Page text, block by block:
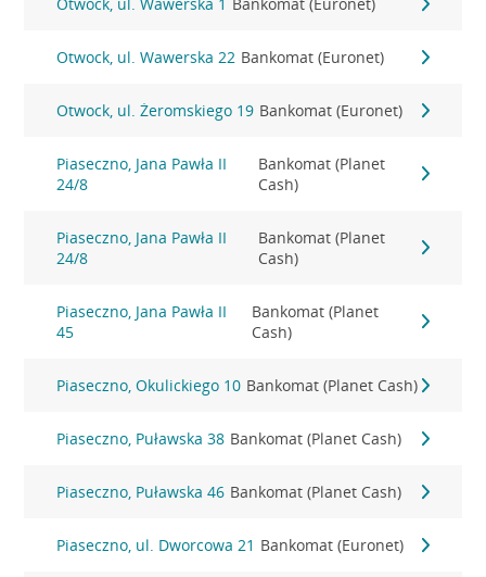
Otwock, ul. Wawerska 22 Bankomat (Euronet)
Otwock, ul. Żeromskiego 19 Bankomat (Euronet)
Piaseczno, Jana Pawła II
24/8
Bankomat (Planet
Cash)
Piaseczno, Jana Pawła II
24/8
Bankomat (Planet
Cash)
Piaseczno, Jana Pawła II
45
Bankomat (Planet
Cash)
Piaseczno, Okulickiego 10 Bankomat (Planet Cash)
Piaseczno, Puławska 38 Bankomat (Planet Cash)
Piaseczno, Puławska 46 Bankomat (Planet Cash)
Piaseczno, ul. Dworcowa 21 Bankomat (Euronet)